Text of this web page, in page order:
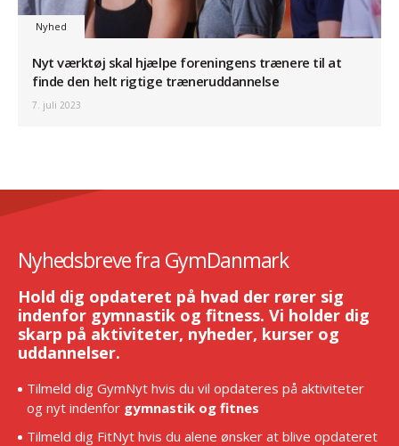
Nyhed
Nyt værktøj skal hjælpe foreningens trænere til at
finde den helt rigtige træneruddannelse
7. juli 2023
Nyhedsbreve fra GymDanmark
Hold dig opdateret på hvad der rører sig
indenfor gymnastik og fitness. Vi holder dig
skarp på aktiviteter, nyheder, kurser og
uddannelser.
Tilmeld dig GymNyt hvis du vil opdateres på aktiviteter
og nyt indenfor gymnastik og fitnes
Tilmeld dig FitNyt hvis du alene ønsker at blive opdateret